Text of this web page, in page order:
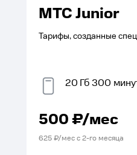
МТС Junior
Тарифы, созданные
20 Гб300
500₽/мес
625₽/мес с2-го месяца